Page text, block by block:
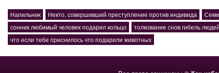
Напильник Некто, совершивший преступление против индивида
сонник любимый человек подарил кольцо
толкование снов гибель
что если тебе приснилось что подарили животных